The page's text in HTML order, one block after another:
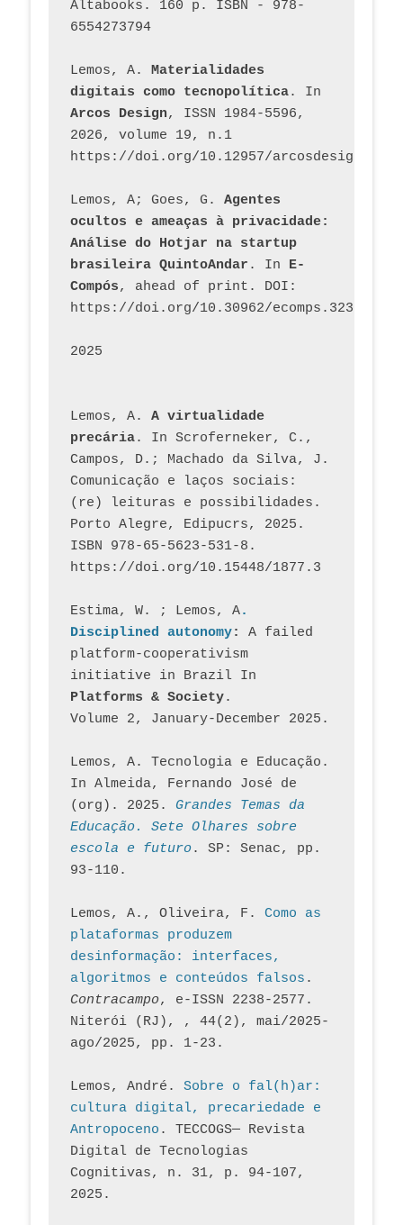
Altabooks. 160 p. ISBN - 978-
6554273794
Lemos, A. Materialidades
digitais como tecnopolítica
Arcos Design, ISSN 1984-5596,
2026, volume 19, n.1
https://doi.org/10.12957/
Lemos, A; Goes, G. Agentes
ocultos e ameaças à privacidade:
Análise do Hotjar na startup
brasileira QuintoAndar . In E-
Compós, ahead of print. DOI:
https://doi.org/10.30962/ecomps.3231
2025
Lemos, A. A virtualidade
precária. In Scroferneker, C.,
Campos, D.; Machado da Silva, J.
Comunicação e laços sociais:
(re) leituras e possibilidades.
Porto Alegre, Edipucrs, 2025.
ISBN 978-65-5623-531-8.
https://doi.org/10.15448/1877.3
Estima, W. ; Lemos, A.
Disciplined autonomy: A failed
platform-cooperativism
initiative in Brazil In
Platforms & Society.
Volume 2, January-December 2025.
Lemos, A. Tecnologia e Educação.
In Almeida, Fernando José de
(org). 2025. Grandes Temas da
Educação. Sete Olhares sobre
escola e futuro. SP: Senac, pp.
93-110.
Lemos, A., Oliveira, F. Como as
plataformas produzem
desinformação: interfaces,
algoritmos e conteúdos falsos
Contracampo, e-ISSN 2238-2577.
Niterói (RJ), , 44(2), mai/2025-
ago/2025, pp. 1-23.
Lemos, André. Sobre o fal(h)ar:
cultura digital, precariedade e
Antropoceno . TECCOGS— Revista
Digital de Tecnologias
Cognitivas, n. 31, p. 94-107,
2025.